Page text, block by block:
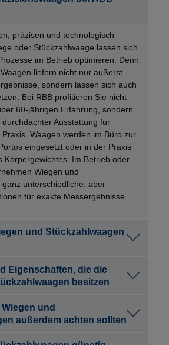
präzisen und technologisch
oder Stückzahlwaage lassen sich
im Betrieb optimieren. Denn
liefern nicht nur äußerst
sondern lassen sich auch
Bei RBB profitieren Sie nicht
60-jährigen Erfahrung, sondern
Ausstattung für
Waagen werden im Büro zur
eingesetzt oder in der Praxis
Körpergewichtes. Im Betrieb oder
Wiegen und
ganz unterschiedliche, aber
für exakte Messergebnisse.
und Stückzahlwaagen
Eigenschaften, die die
besitzen
und
außerdem achten sollten